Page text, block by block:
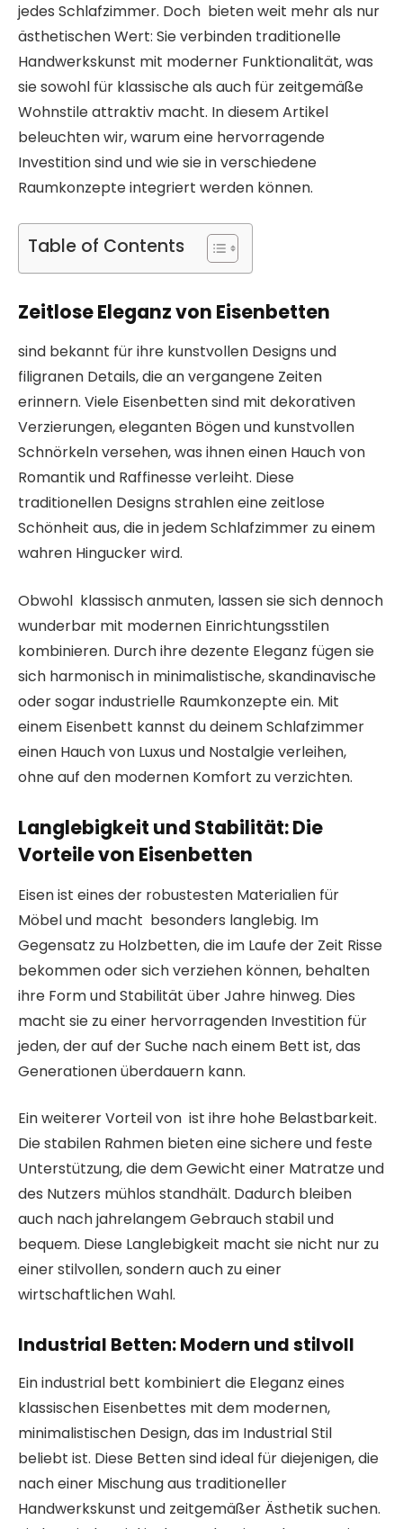
jedes Schlafzimmer. Doch bieten weit mehr als nur
ästhetischen Wert: Sie verbinden traditionelle
Handwerkskunst mit moderner Funktionalität, was
sie sowohl für klassische als auch für zeitgemäße
Wohnstile attraktiv macht. In diesem Artikel
beleuchten wir, warum eine hervorragende
Investition sind und wie sie in verschiedene
Raumkonzepte integriert werden können.
Table of Contents
Zeitlose Eleganz von Eisenbetten
sind bekannt für ihre kunstvollen Designs und
filigranen Details, die an vergangene Zeiten
erinnern. Viele Eisenbetten sind mit dekorativen
Verzierungen, eleganten Bögen und kunstvollen
Schnörkeln versehen, was ihnen einen Hauch von
Romantik und Raffinesse verleiht. Diese
traditionellen Designs strahlen eine zeitlose
Schönheit aus, die in jedem Schlafzimmer zu einem
wahren Hingucker wird.
Obwohl klassisch anmuten, lassen sie sich dennoch
wunderbar mit modernen Einrichtungsstilen
kombinieren. Durch ihre dezente Eleganz fügen sie
sich harmonisch in minimalistische, skandinavische
oder sogar industrielle Raumkonzepte ein. Mit
einem Eisenbett kannst du deinem Schlafzimmer
einen Hauch von Luxus und Nostalgie verleihen,
ohne auf den modernen Komfort zu verzichten.
Langlebigkeit und Stabilität: Die
Vorteile von Eisenbetten
Eisen ist eines der robustesten Materialien für
Möbel und macht besonders langlebig. Im
Gegensatz zu Holzbetten, die im Laufe der Zeit Risse
bekommen oder sich verziehen können, behalten
ihre Form und Stabilität über Jahre hinweg. Dies
macht sie zu einer hervorragenden Investition für
jeden, der auf der Suche nach einem Bett ist, das
Generationen überdauern kann.
Ein weiterer Vorteil von ist ihre hohe Belastbarkeit.
Die stabilen Rahmen bieten eine sichere und feste
Unterstützung, die dem Gewicht einer Matratze und
des Nutzers mühlos standhält. Dadurch bleiben
auch nach jahrelangem Gebrauch stabil und
bequem. Diese Langlebigkeit macht sie nicht nur zu
einer stilvollen, sondern auch zu einer
wirtschaftlichen Wahl.
Industrial Betten: Modern und stilvoll
Ein industrial bett kombiniert die Eleganz eines
klassischen Eisenbettes mit dem modernen,
minimalistischen Design, das im Industrial Stil
beliebt ist. Diese Betten sind ideal für diejenigen, die
nach einer Mischung aus traditioneller
Handwerkskunst und zeitgemäßer Ästhetik suchen.